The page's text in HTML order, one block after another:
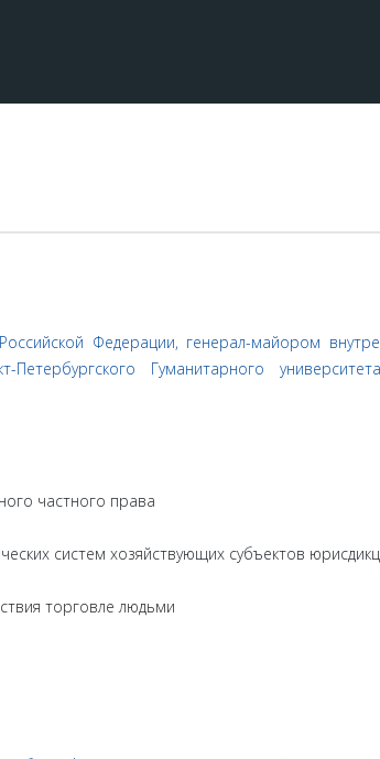
Федерации, генерал-майором
Гуманитарного
частного права
систем хозяйствующих субъектов
торговле людьми